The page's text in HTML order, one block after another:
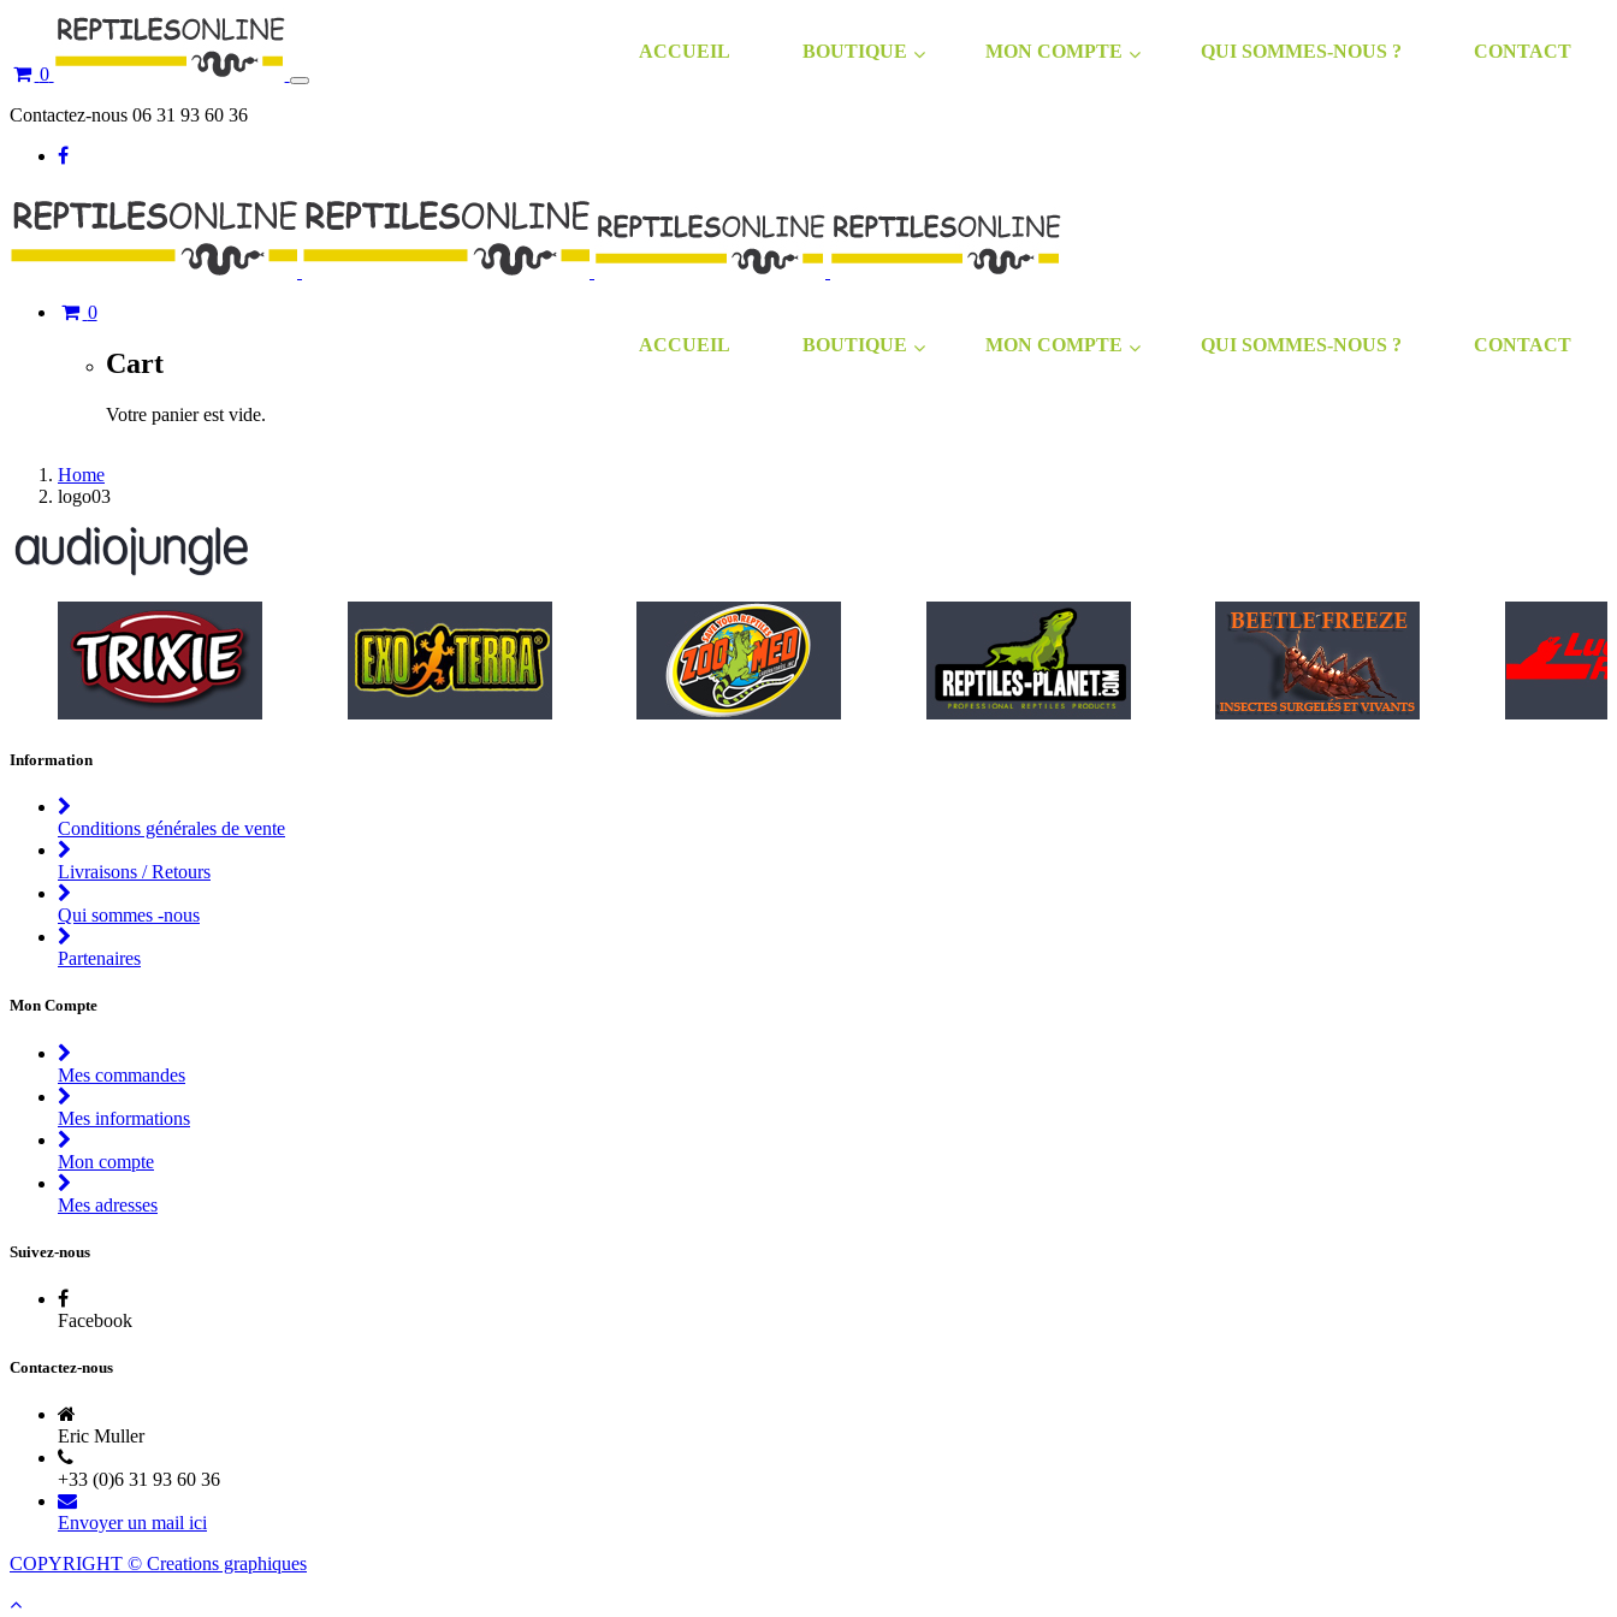
ACCUEIL BOUTIQUE MON COMPTE QUI SOMMES-NOUS ?
CONTACT
0
Toggle
Contactez-nous 06 31 93 60 36
ACCUEIL BOUTIQUE MON COMPTE QUI SOMMES-NOUS ? CONTACT
0
Cart
Votre panier est vide.
Home
logo03
Information
Conditions générales de vente
Livraisons / Retours
Qui sommes -nous
Partenaires
Mon Compte
Mes commandes
Mes informations
Mon compte
Mes adresses
Suivez-nous
Facebook
Contactez-nous
Eric Muller
+33 (0)6 31 93 60 36
Envoyer un mail ici
COPYRIGHT © Creations graphiques